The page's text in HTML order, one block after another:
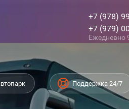
+7 (978)
+7 (979)
Ежедневно
Поддержка 24/7